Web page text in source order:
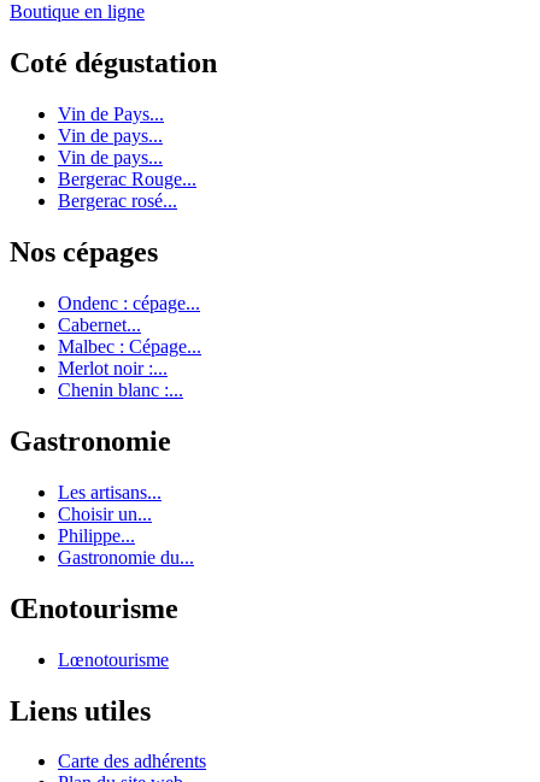
Boutique en ligne
Coté dégustation
Vin de Pays...
Vin de pays...
Vin de pays...
Bergerac Rouge...
Bergerac rosé...
Nos cépages
Ondenc : cépage...
Cabernet...
Malbec : Cépage...
Merlot noir :...
Chenin blanc :...
Gastronomie
Les artisans...
Choisir un...
Philippe...
Gastronomie du...
Œnotourisme
Lœnotourisme
Liens utiles
Carte des adhérents